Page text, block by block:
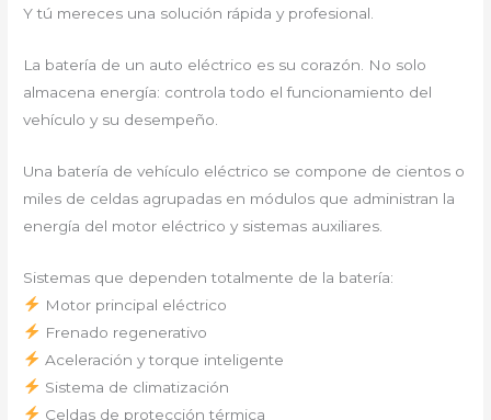
Y tú mereces una solución rápida y profesional.
La batería de un auto eléctrico es su corazón. No solo
almacena energía: controla todo el funcionamiento del
vehículo y su desempeño.
Una batería de vehículo eléctrico se compone de cientos o
miles de celdas agrupadas en módulos que administran la
energía del motor eléctrico y sistemas auxiliares.
Sistemas que dependen totalmente de la batería:
Motor principal eléctrico
Frenado regenerativo
Aceleración y torque inteligente
Sistema de climatización
Celdas de protección térmica